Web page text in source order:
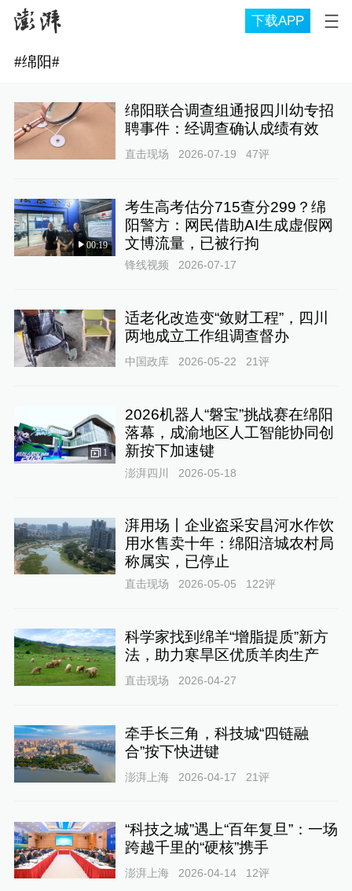
下载APP
#绵阳#
绵阳联合调查组通报四川幼专招
聘事件：经调查确认成绩有效
直击现场 2026-07-19 47评
00:19
考生高考估分715查分299？绵
阳警方：网民借助AI生成虚假网
文博流量，已被行拘
锋线视频 2026-07-17
适老化改造变“敛财工程”，四川
两地成立工作组调查督办
中国政库 2026-05-22 21评
1
2026机器人“磐宝”挑战赛在绵阳
落幕，成渝地区人工智能协同创
新按下加速键
澎湃四川 2026-05-18
湃用场丨企业盗采安昌河水作饮
用水售卖十年：绵阳涪城农村局
称属实，已停止
直击现场 2026-05-05 122评
科学家找到绵羊“增脂提质”新方
法，助力寒旱区优质羊肉生产
直击现场 2026-04-27
牵手长三角，科技城“四链融
合”按下快进键
澎湃上海 2026-04-17 21评
“科技之城”遇上“百年复旦”：一场
跨越千里的“硬核”携手
澎湃上海 2026-04-14 12评